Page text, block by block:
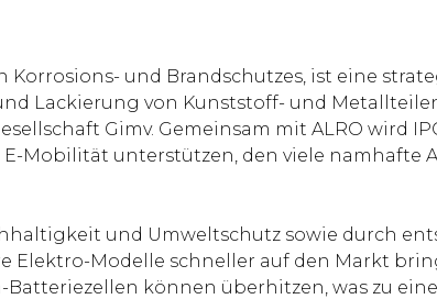
und Brandschutzes, ist eine
Lackierung von Kunststoff- und
Gimv. Gemeinsam mit ALRO wird
Mobilität unterstützen, den viele namhafte
und Umweltschutz sowie durch
Elektro-Modelle schneller auf den Markt
können überhitzen, was zu